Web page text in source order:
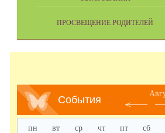
ПРОСВЕЩЕНИЕ РОДИТЕЛЕЙ
События
пн вт ср чт пт сб